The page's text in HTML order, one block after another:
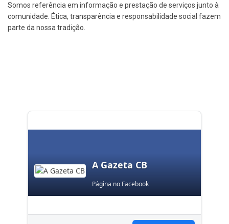
Somos referência em informação e prestação de serviços junto à
comunidade. Ética, transparência e responsabilidade social fazem
parte da nossa tradição.
A Gazeta CB
Página no Facebook